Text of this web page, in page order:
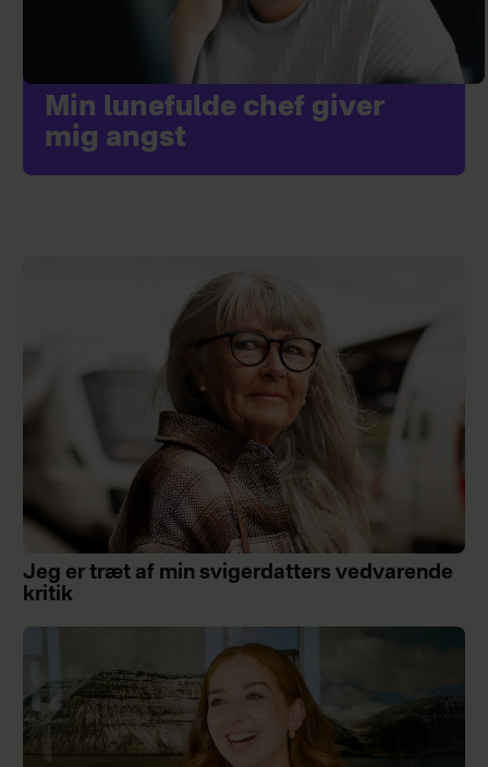
Min lunefulde chef giver
mig angst
Jeg er træt af min svigerdatters vedvarende
kritik